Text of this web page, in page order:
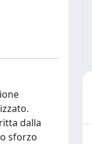
dalla
sforzo